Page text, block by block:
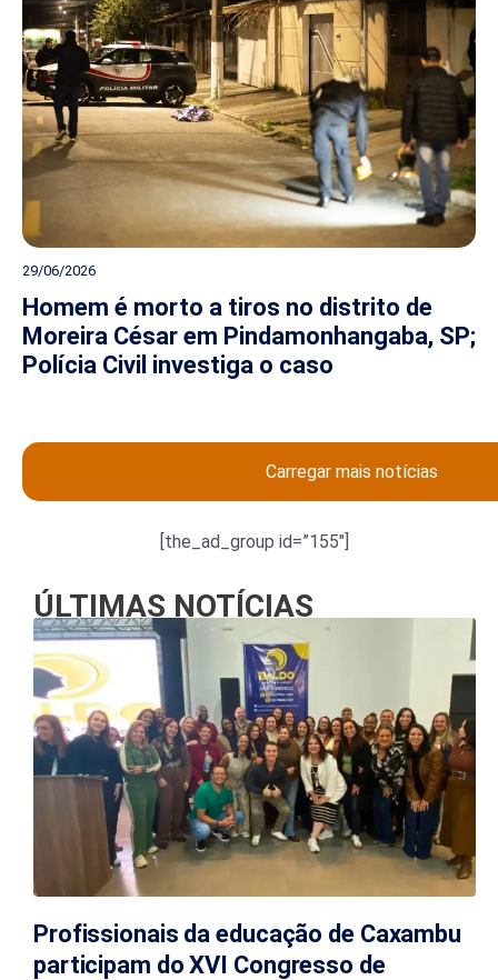
29/06/2026
Homem é morto a tiros no distrito de
Moreira César em Pindamonhangaba, SP;
Polícia Civil investiga o caso
Carregar mais notícias
[the_ad_group id=”155″]
ÚLTIMAS NOTÍCIAS
Profissionais da educação de Caxambu
participam do XVI Congresso de